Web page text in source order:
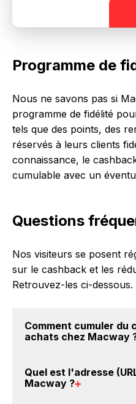
Programme de
Nous ne savons pas si
programme de fidélité
tels que des points, des
réservés à leurs clients
connaissance, le
cumulable avec un
Questions
Nos visiteurs se posent
sur le cashback et les
Retrouvez-les ci-dessous.
Comment cumuler du
achats chez Macway
Macway : Créez votre
cliquez sur le bouton
Quel est l'adresse
Macway ?